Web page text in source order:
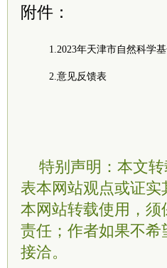
附件：
1.2023年天津市自然科学
2.意见反馈表
特别声明：本文
表本网站观点或证
本网站转载使用，须
责任；作者如果不
接洽。